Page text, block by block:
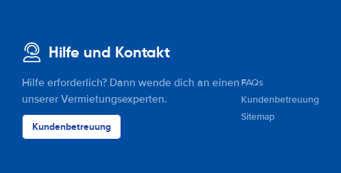
Hilfe und Kontakt
Hilfe erforderlich? Dann wende dich an einen
unserer Vermietungsexperten.
Kundenbetreuung
FAQs
Kundenbetreuung
Sitemap